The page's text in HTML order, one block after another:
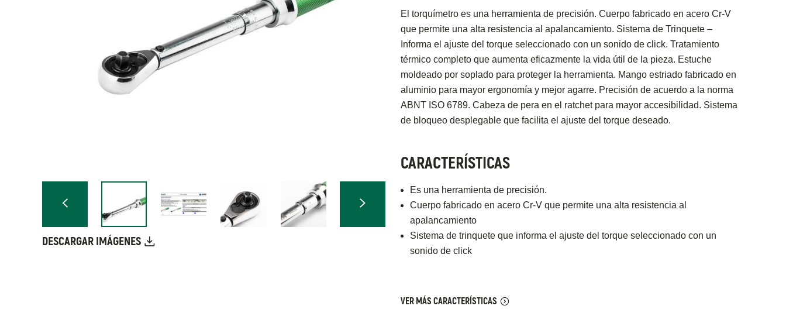
DESCARGAR IMÁGENES
El torquímetro es una herramienta de precisión. Cuerpo fabricado en acero Cr-V
que permite una alta resistencia al apalancamiento. Sistema de Trinquete –
Informa el ajuste del torque seleccionado con un sonido de click. Tratamiento
térmico completo que aumenta eficazmente la vida útil de la pieza. Estuche
moldeado por soplado para proteger la herramienta. Mango estriado fabricado en
aluminio para mayor ergonomía y mejor agarre. Precisión de acuerdo a la norma
ABNT ISO 6789. Cabeza de pera en el ratchet para mayor accesibilidad. Sistema
de bloqueo desplegable que facilita el ajuste del torque deseado.
CARACTERÍSTICAS
Es una herramienta de precisión.
Cuerpo fabricado en acero Cr-V que permite una alta resistencia al
apalancamiento
Sistema de trinquete que informa el ajuste del torque seleccionado con un
sonido de click
VER MÁS CARACTERÍSTICAS